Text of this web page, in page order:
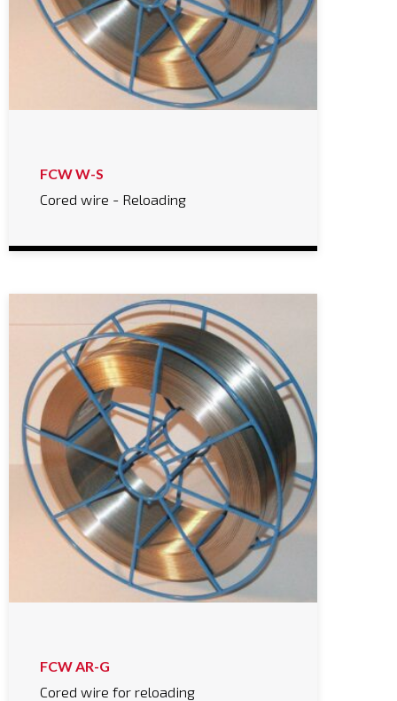
FCW W-S
Cored wire - Reloading
FCW AR-G
Cored wire for reloading